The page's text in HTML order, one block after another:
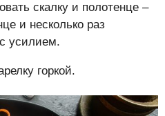
скалку и полотенце –
и несколько раз
усилием.
горкой.